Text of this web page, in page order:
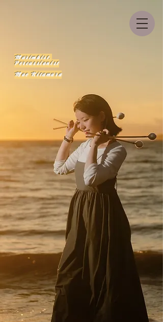
Marimbist,
Percussionist
Moe Kitamura